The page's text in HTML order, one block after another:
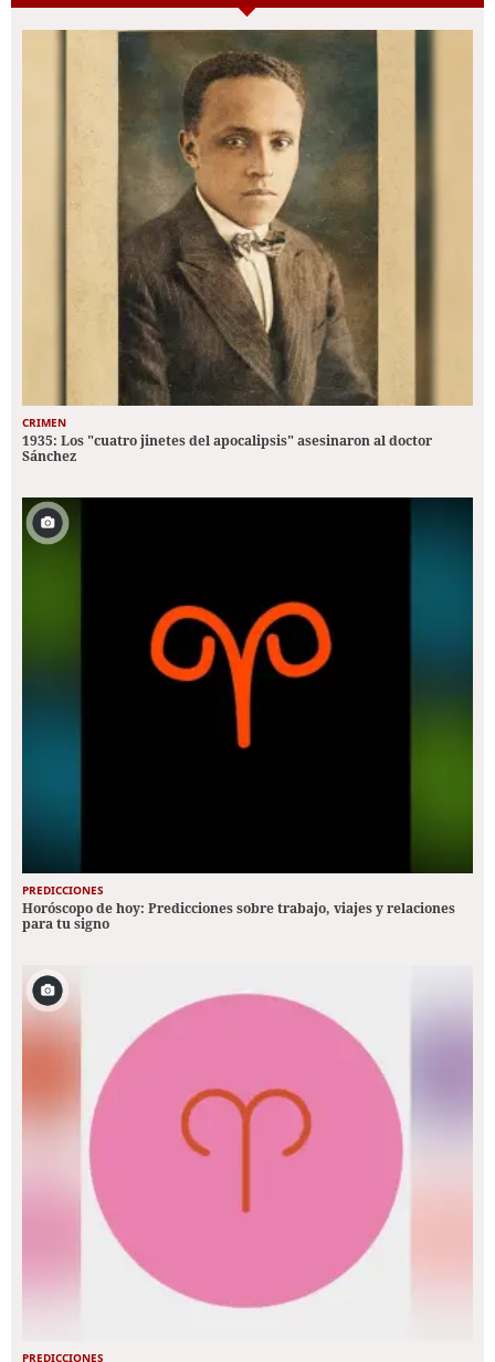
CRIMEN
1935: Los "cuatro jinetes del apocalipsis" asesinaron al doctor
Sánchez
PREDICCIONES
Horóscopo de hoy: Predicciones sobre trabajo, viajes y relaciones
para tu signo
PREDICCIONES